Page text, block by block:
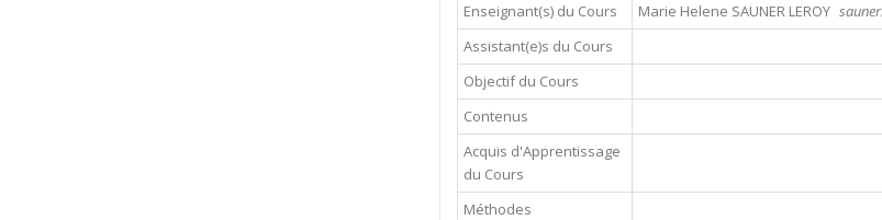
Enseignant(s) du Cours
Marie Helene SAUNER LEROY
Assistant(e)s du Cours
Objectif du Cours
Contenus
Acquis d'Apprentissage
du Cours
Méthodes